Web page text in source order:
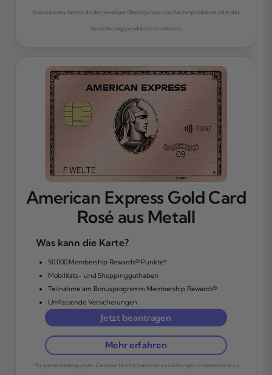
Ausschlüssen, kannst du den jeweiligen Bedingungen des Kartenproduktes oder des
Versicherungsproduktes entnehmen.
American Express Gold Card
Rosé aus Metall
Was kann die Karte?
50.000 Membership Rewards® Punkte*
Mobilitäts- und Shoppingguthaben
Teilnahme am Bonusprogramm Membership Rewards®
Umfassende Versicherungen
Jetzt beantragen
Mehr erfahren
*Es gelten Bedingungen. Detaillierte Informationen zu Leistungen, insbesondere zu